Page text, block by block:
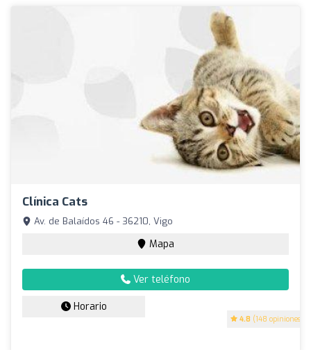
Clínica Cats
4.8 (148 opiniones)
Av. de Balaídos 46 - 36210, Vigo
Mapa
Ver teléfono
Horario